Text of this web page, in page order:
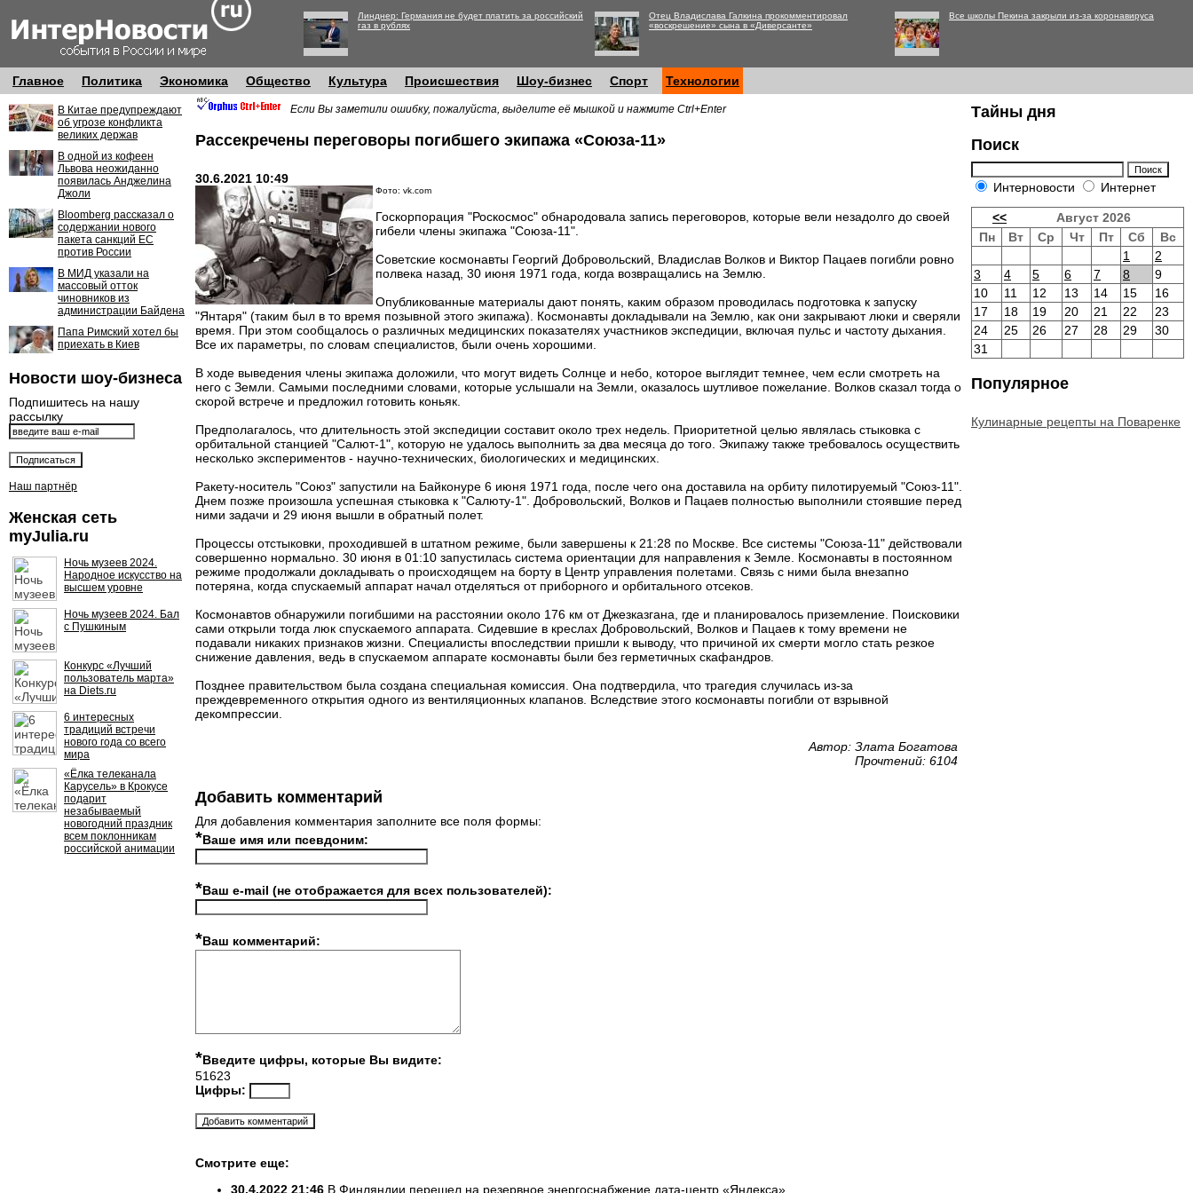
Линднер: Германия не будет платить за российский
газ в рублях
Отец Владислава Галкина прокомментировал
«воскрешение» сына в «Диверсанте»
Все школы Пекина закрыли из-за коронавируса
Главное Политика Экономика Общество Культура Происшествия Шоу-бизнес Спорт Технологии
В Китае предупреждают
об угрозе конфликта
великих держав
В одной из кофеен
Львова неожиданно
появилась Анджелина
Джоли
Bloomberg рассказал о
содержании нового
пакета санкций ЕС
против России
В МИД указали на
массовый отток
чиновников из
администрации Байдена
Папа Римский хотел бы
приехать в Киев
Новости шоу-бизнеса
Подпишитесь на нашу
рассылку
Наш партнёр
Женская сеть
myJulia.ru
Ночь музеев 2024.
Народное искусство на
высшем уровне
Ночь музеев 2024. Бал
с Пушкиным
Конкурс «Лучший
пользователь марта»
на Diets.ru
6 интересных
традиций встречи
нового года со всего
мира
«Ёлка телеканала
Карусель» в Крокусе
подарит
незабываемый
новогодний праздник
всем поклонникам
российской анимации
Если Вы заметили ошибку, пожалуйста, выделите её мышкой и нажмите Ctrl+Enter
Рассекречены переговоры погибшего экипажа «Союза-11»
30.6.2021 10:49
Фото: vk.com
Госкорпорация "Роскосмос" обнародовала запись переговоров, которые вели незадолго до своей
гибели члены экипажа "Союза-11".
Советские космонавты Георгий Добровольский, Владислав Волков и Виктор Пацаев погибли ровно
полвека назад, 30 июня 1971 года, когда возвращались на Землю.
Опубликованные материалы дают понять, каким образом проводилась подготовка к запуску
"Янтаря" (таким был в то время позывной этого экипажа). Космонавты докладывали на Землю, как они закрывают люки и сверяли
время. При этом сообщалось о различных медицинских показателях участников экспедиции, включая пульс и частоту дыхания.
Все их параметры, по словам специалистов, были очень хорошими.
В ходе выведения члены экипажа доложили, что могут видеть Солнце и небо, которое выглядит темнее, чем если смотреть на
него с Земли. Самыми последними словами, которые услышали на Земли, оказалось шутливое пожелание. Волков сказал тогда о
скорой встрече и предложил готовить коньяк.
Предполагалось, что длительность этой экспедиции составит около трех недель. Приоритетной целью являлась стыковка с
орбитальной станцией "Салют-1", которую не удалось выполнить за два месяца до того. Экипажу также требовалось осуществить
несколько экспериментов - научно-технических, биологических и медицинских.
Ракету-носитель "Союз" запустили на Байконуре 6 июня 1971 года, после чего она доставила на орбиту пилотируемый "Союз-11".
Днем позже произошла успешная стыковка к "Салюту-1". Добровольский, Волков и Пацаев полностью выполнили стоявшие перед
ними задачи и 29 июня вышли в обратный полет.
Процессы отстыковки, проходившей в штатном режиме, были завершены к 21:28 по Москве. Все системы "Союза-11" действовали
совершенно нормально. 30 июня в 01:10 запустилась система ориентации для направления к Земле. Космонавты в постоянном
режиме продолжали докладывать о происходящем на борту в Центр управления полетами. Связь с ними была внезапно
потеряна, когда спускаемый аппарат начал отделяться от приборного и орбитального отсеков.
Космонавтов обнаружили погибшими на расстоянии около 176 км от Джезказгана, где и планировалось приземление. Поисковики
сами открыли тогда люк спускаемого аппарата. Сидевшие в креслах Добровольский, Волков и Пацаев к тому времени не
подавали никаких признаков жизни. Специалисты впоследствии пришли к выводу, что причиной их смерти могло стать резкое
снижение давления, ведь в спускаемом аппарате космонавты были без герметичных скафандров.
Позднее правительством была создана специальная комиссия. Она подтвердила, что трагедия случилась из-за
преждевременного открытия одного из вентиляционных клапанов. Вследствие этого космонавты погибли от взрывной
декомпрессии.
Автор: Злата Богатова
Прочтений: 6104
Добавить комментарий
Для добавления комментария заполните все поля формы:
*Ваше имя или псевдоним:
*Ваш e-mail (не отображается для всех пользователей):
*Ваш комментарий:
*Введите цифры, которые Вы видите:
51623
Цифры:
Смотрите еще:
30.4.2022 21:46 В Финляндии перешел на резервное энергоснабжение дата-центр «Яндекса»
Тайны дня
Поиск
Интерновости Интернет
<<
Август 2026
Пн
Вт Ср Чт Пт Сб
Вс
1
2
3
4 5 6 7 8
9
10
11 12 13 14 15
16
17
18 19 20 21 22
23
24
25 26 27 28 29
30
31
Популярное
Кулинарные рецепты на Поваренке